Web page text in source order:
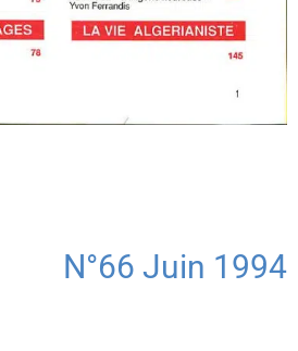
N°66 Juin 1994